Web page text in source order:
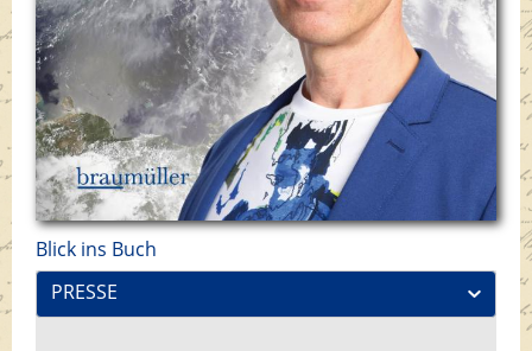
Blick ins Buch
PRESSE